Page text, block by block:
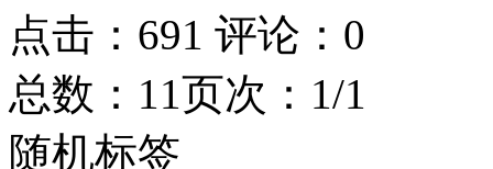
点击： 691 评论： 0
总数：11页次：1/1
随机标签